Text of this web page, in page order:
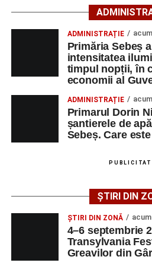
Lista publicată de AJOFM
denumirea posturilor vacante
contact ale angajatorilor,
adrese de e-mail, pentru ca
poată solicita detalii despre
programul de lucru și procesul
Mai jos puteți consulta lista
muncă disponibile în
AGENT OCUPAŢIA
Technology Srl
OPERATOR LA
MASINI-UNELTE
ADMINISTRAȚIE
Primăria Sebeș
intensitatea
timpul nopții, în
economii al
ADMINISTRAȚIE
Primarul Dorin
șantierele de
Sebeș. Care
ȘTIRI DIN
ȘTIRI DIN ZONĂ
4–6 septembrie
Transylvania
Greavilor din